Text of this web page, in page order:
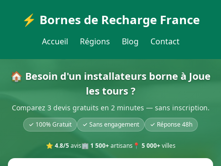
⚡ Bornes de Recharge France
Accueil Régions Blog Contact
🏠 Besoin d'un installateurs borne à Joue
les tours ?
Comparez 3 devis gratuits en 2 minutes — sans inscription.
✓ 100% Gratuit ✓ Sans engagement ✓ Réponse 48h
⭐ 4.8/5avis🏢 1 500+artisans 📍 5 000+villes